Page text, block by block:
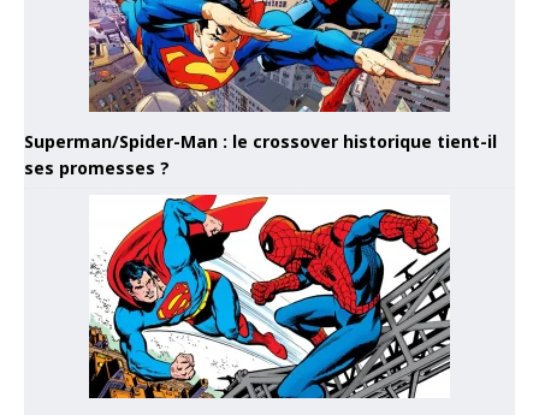
Superman/Spider-Man : le crossover historique tient-il
ses promesses ?